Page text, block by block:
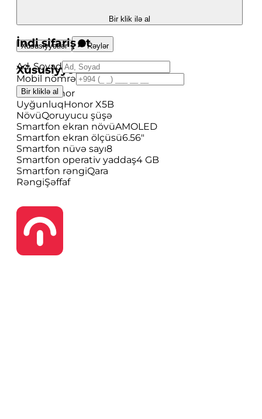
Bir klik ilə al
İndi sifariş et
Ad, Soyad
Mobil nömrə
Bir kliklə al
Xüsusiyyətlər Rəylər
Xüsusiyyətlər
BrendHonor
UyğunluqHonor X5B
NövüQoruyucu şüşə
Smartfon ekran növüAMOLED
Smartfon ekran ölçüsü6.56"
Smartfon nüvə sayı8
Smartfon operativ yaddaş4 GB
Smartfon rəngiQara
RəngiŞəffaf